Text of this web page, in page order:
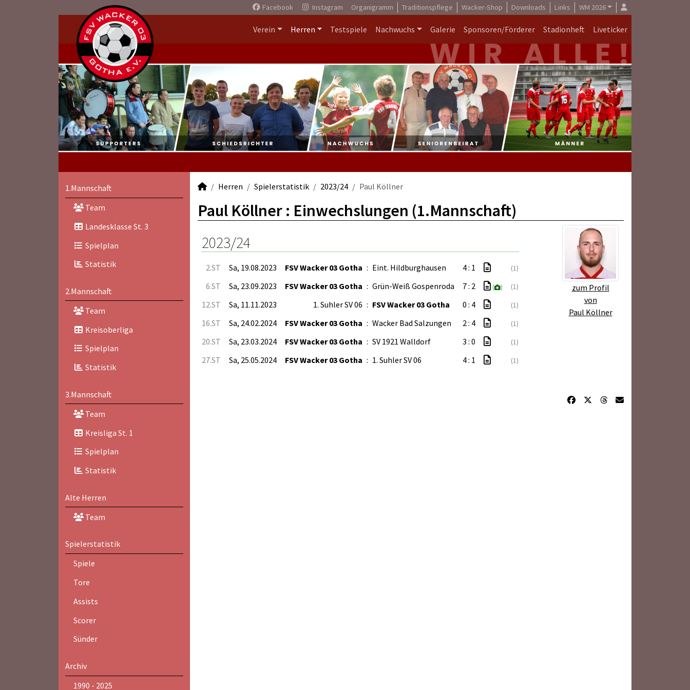
Facebook Instagram Organigramm Traditionspflege Wacker-Shop Downloads Links WM 2026
Verein Herren Testspiele Nachwuchs Galerie Sponsoren/Förderer Stadionheft Liveticker
1.Mannschaft
Team
Landesklasse St. 3
Spielplan
Statistik
2.Mannschaft
Team
Kreisoberliga
Spielplan
Statistik
3.Mannschaft
Team
Kreisliga St. 1
Spielplan
Statistik
Alte Herren
Team
Spielerstatistik
Spiele
Tore
Assists
Scorer
Sünder
Archiv
1990 - 2025
Herren Spielerstatistik 2023/24 Paul Köllner
Paul Köllner : Einwechslungen (1.Mannschaft)
zum Profil
von
Paul Köllner
2023/24
2.ST Sa, 19.08.2023 FSV Wacker 03 Gotha : Eint. Hildburghausen 4 : 1 (1)
6.ST Sa, 23.09.2023 FSV Wacker 03 Gotha : Grün-Weiß Gospenroda 7 : 2 ( ) (1)
12.ST Sa, 11.11.2023 1. Suhler SV 06 : FSV Wacker 03 Gotha 0 : 4 (1)
16.ST Sa, 24.02.2024 FSV Wacker 03 Gotha : Wacker Bad Salzungen 2 : 4 (1)
20.ST Sa, 23.03.2024 FSV Wacker 03 Gotha : SV 1921 Walldorf 3 : 0 (1)
27.ST Sa, 25.05.2024 FSV Wacker 03 Gotha : 1. Suhler SV 06 4 : 1 (1)